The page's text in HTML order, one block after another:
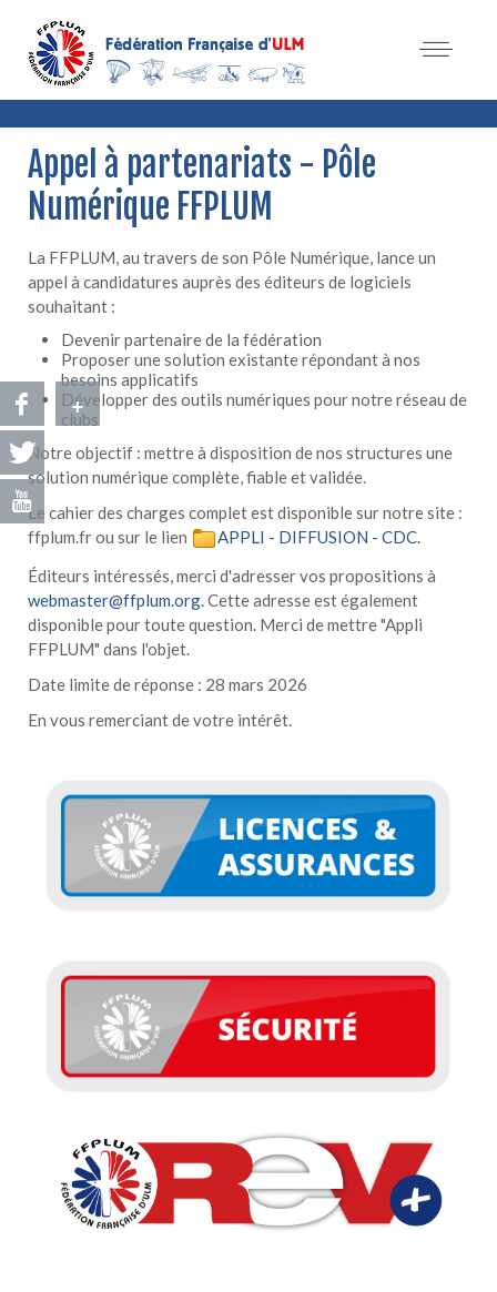
Appel à partenariats - Pôle
Numérique FFPLUM
La FFPLUM, au travers de son Pôle Numérique, lance un
appel à candidatures auprès des éditeurs de logiciels
souhaitant :
Devenir partenaire de la fédération
Proposer une solution existante répondant à nos
besoins applicatifs
Développer des outils numériques pour notre réseau de
clubs
Notre objectif : mettre à disposition de nos structures une
solution numérique complète, fiable et validée.
Le cahier des charges complet est disponible sur notre site :
ffplum.fr ou sur le lien
APPLI - DIFFUSION - CDC.
Éditeurs intéressés, merci d'adresser vos propositions à
webmaster@ffplum.org.Cette adresse est également
disponible pour toute question. Merci de mettre "Appli
FFPLUM" dans l'objet.
Date limite de réponse : 28 mars 2026
En vous remerciant de votre intérêt.
+